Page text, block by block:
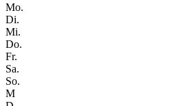
Mo.
Di.
Mi.
Do.
Fr.
Sa.
So.
M